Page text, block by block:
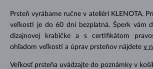
Prsteň vyrábame ručne v ateliéri KLENOTA.
veľkosti je do 60 dní bezplatná. Šperk vám
dizajnovej krabičke a s certifikátom
ohľadom veľkostí a úprav prsteňov nájdete v
Veľkosť prsteňa uvádzajte do poznámky v